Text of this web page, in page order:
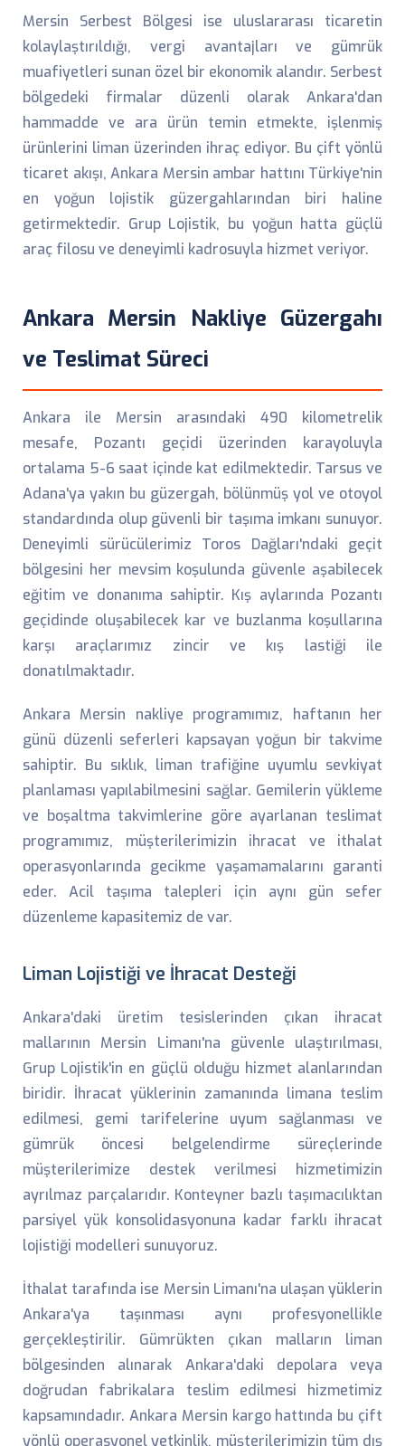
Mersin Serbest Bölgesi ise uluslararası ticaretin
kolaylaştırıldığı, vergi avantajları ve gümrük
muafiyetleri sunan özel bir ekonomik alandır. Serbest
bölgedeki firmalar düzenli olarak Ankara'dan
hammadde ve ara ürün temin etmekte, işlenmiş
ürünlerini liman üzerinden ihraç ediyor. Bu çift yönlü
ticaret akışı, Ankara Mersin ambar hattını Türkiye'nin
en yoğun lojistik güzergahlarından biri haline
getirmektedir. Grup Lojistik, bu yoğun hatta güçlü
araç filosu ve deneyimli kadrosuyla hizmet veriyor.
Ankara Mersin Nakliye Güzergahı
ve Teslimat Süreci
Ankara ile Mersin arasındaki 490 kilometrelik
mesafe, Pozantı geçidi üzerinden karayoluyla
ortalama 5-6 saat içinde kat edilmektedir. Tarsus ve
Adana'ya yakın bu güzergah, bölünmüş yol ve otoyol
standardında olup güvenli bir taşıma imkanı sunuyor.
Deneyimli sürücülerimiz Toros Dağları'ndaki geçit
bölgesini her mevsim koşulunda güvenle aşabilecek
eğitim ve donanıma sahiptir. Kış aylarında Pozantı
geçidinde oluşabilecek kar ve buzlanma koşullarına
karşı araçlarımız zincir ve kış lastiği ile
donatılmaktadır.
Ankara Mersin nakliye programımız, haftanın her
günü düzenli seferleri kapsayan yoğun bir takvime
sahiptir. Bu sıklık, liman trafiğine uyumlu sevkiyat
planlaması yapılabilmesini sağlar. Gemilerin yükleme
ve boşaltma takvimlerine göre ayarlanan teslimat
programımız, müşterilerimizin ihracat ve ithalat
operasyonlarında gecikme yaşamamalarını garanti
eder. Acil taşıma talepleri için aynı gün sefer
düzenleme kapasitemiz de var.
Liman Lojistiği ve İhracat Desteği
Ankara'daki üretim tesislerinden çıkan ihracat
mallarının Mersin Limanı'na güvenle ulaştırılması,
Grup Lojistik'in en güçlü olduğu hizmet alanlarından
biridir. İhracat yüklerinin zamanında limana teslim
edilmesi, gemi tarifelerine uyum sağlanması ve
gümrük öncesi belgelendirme süreçlerinde
müşterilerimize destek verilmesi hizmetimizin
ayrılmaz parçalarıdır. Konteyner bazlı taşımacılıktan
parsiyel yük konsolidasyonuna kadar farklı ihracat
lojistiği modelleri sunuyoruz.
İthalat tarafında ise Mersin Limanı'na ulaşan yüklerin
Ankara'ya taşınması aynı profesyonellikle
gerçekleştirilir. Gümrükten çıkan malların liman
bölgesinden alınarak Ankara'daki depolara veya
doğrudan fabrikalara teslim edilmesi hizmetimiz
kapsamındadır. Ankara Mersin kargo hattında bu çift
yönlü operasyonel yetkinlik, müşterilerimizin tüm dış